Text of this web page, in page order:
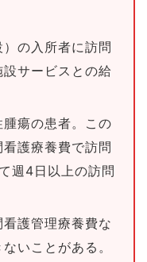
の入所者に訪問
サービスとの給
瘍の患者。この
護療養費で訪問
週4日以上の訪問
護管理療養費な
いことがある。